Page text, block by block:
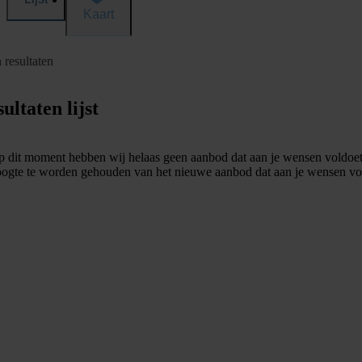
Kaart
resultaten
lijst
dit moment hebben wij helaas geen aanbod dat aan je wensen
te worden gehouden van het nieuwe aanbod dat aan je wensen